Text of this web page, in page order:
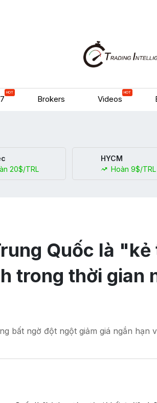
HOT
Brokers Videos
HOT
20$/TRL
HYCM
Hoàn 9$/TRL
Quốc là
trong thời gian
bất ngờ đột ngột giảm giá ngắn hạn